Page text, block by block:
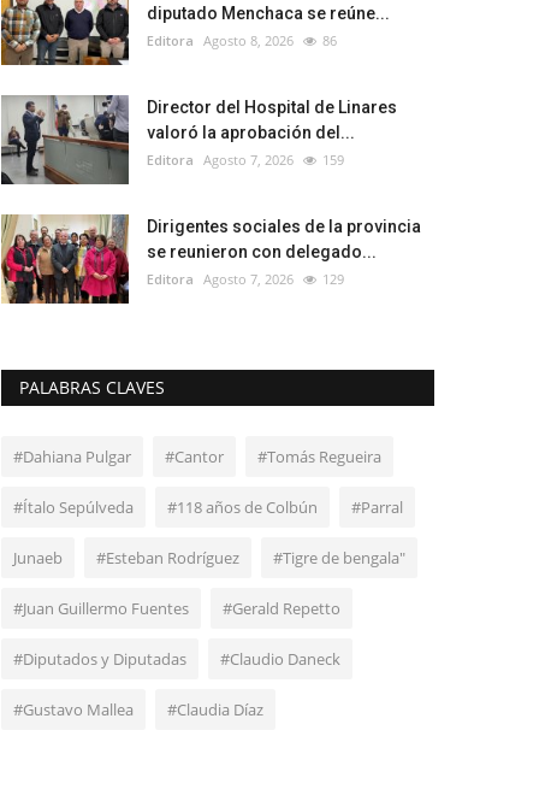
diputado Menchaca se reúne...
Editora Agosto 8, 2026 86
Director del Hospital de Linares
valoró la aprobación del...
Editora Agosto 7, 2026 159
Dirigentes sociales de la provincia
se reunieron con delegado...
Editora Agosto 7, 2026 129
PALABRAS CLAVES
#Dahiana Pulgar #Cantor #Tomás Regueira
#Ítalo Sepúlveda #118 años de Colbún #Parral
Junaeb #Esteban Rodríguez #Tigre de bengala"
#Juan Guillermo Fuentes #Gerald Repetto
#Diputados y Diputadas #Claudio Daneck
#Gustavo Mallea #Claudia Díaz